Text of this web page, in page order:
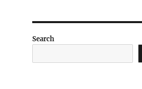
Search